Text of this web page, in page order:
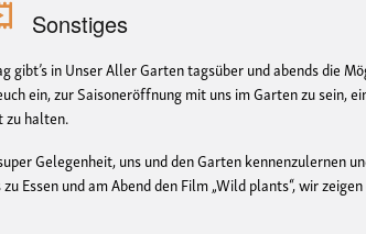
Sonstiges
gibt’s in Unser Aller Garten tagsüber und abends die
ein, zur Saisoneröffnung mit uns im Garten zu sein,
zu halten.
Gelegenheit, uns und den Garten kennenzulernen
Essen und am Abend den Film „Wild plants“, wir